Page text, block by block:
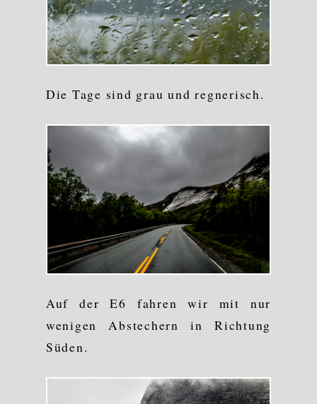
Die Tage sind grau und regnerisch.
Auf der E6 fahren wir mit nur
wenigen Abstechern in Richtung
Süden.